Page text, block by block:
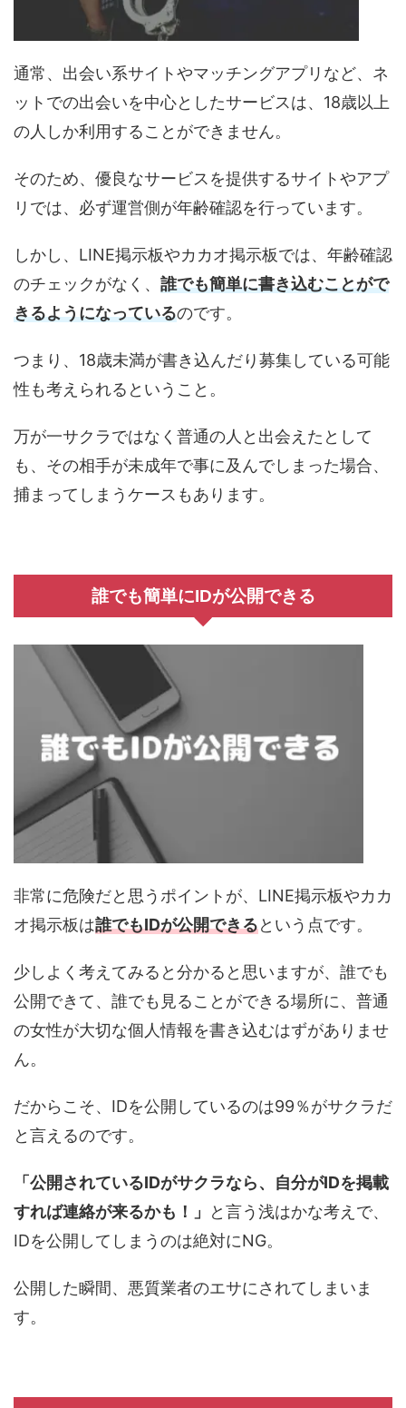
通常、出会い系サイトやマッチングアプリなど、ネ
ットでの出会いを中心としたサービスは、18歳以上
の人しか利用することができません。
そのため、優良なサービスを提供するサイトやアプ
リでは、必ず運営側が年齢確認を行っています。
しかし、LINE掲示板やカカオ掲示板では、年齢確認
のチェックがなく、 誰でも簡単に書き込むことがで
きるようになっているのです。
つまり、18歳未満が書き込んだり募集している可能
性も考えられるということ。
万が一サクラではなく普通の人と出会えたとして
も、その相手が未成年で事に及んでしまった場合、
捕まってしまうケースもあります。
誰でも簡単にIDが公開できる
非常に危険だと思うポイントが、LINE掲示板やカカ
オ掲示板は誰でもIDが公開できるという点です。
少しよく考えてみると分かると思いますが、誰でも
公開できて、誰でも見ることができる場所に、普通
の女性が大切な個人情報を書き込むはずがありませ
ん。
だからこそ、IDを公開しているのは99％がサクラだ
と言えるのです。
「公開されているIDがサクラなら、自分がIDを掲載
すれば連絡が来るかも！」
と言う浅はかな考えで、
IDを公開してしまうのは絶対にNG。
公開した瞬間、悪質業者のエサにされてしまいま
す。